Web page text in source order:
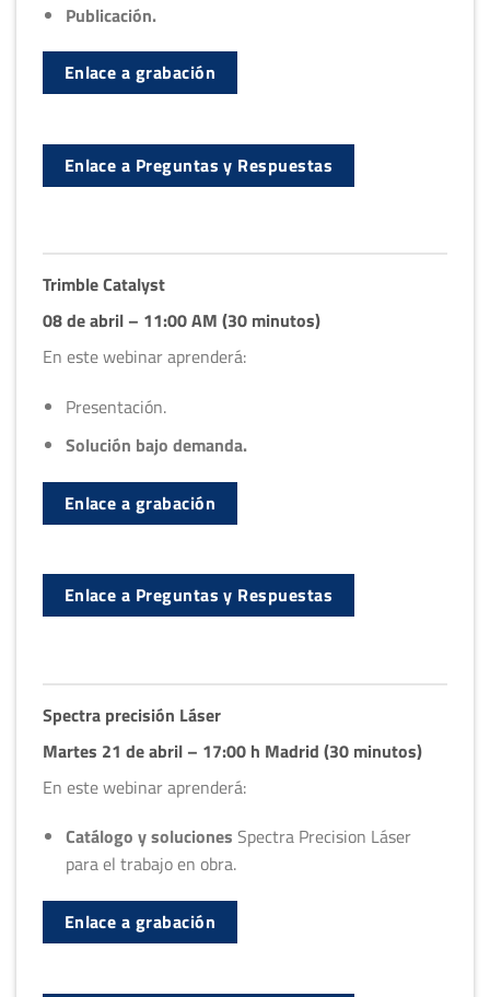
Publicación.
Enlace a grabación
Enlace a Preguntas y Respuestas
Trimble Catalyst
08 de abril – 11:00 AM (30 minutos)
En este webinar aprenderá:
Presentación.
Solución bajo demanda.
Enlace a grabación
Enlace a Preguntas y Respuestas
Spectra precisión Láser
Martes 21 de abril – 17:00 h Madrid (30 minutos)
En este webinar aprenderá:
Catálogo y soluciones Spectra Precision Láser
para el trabajo en obra.
Enlace a grabación